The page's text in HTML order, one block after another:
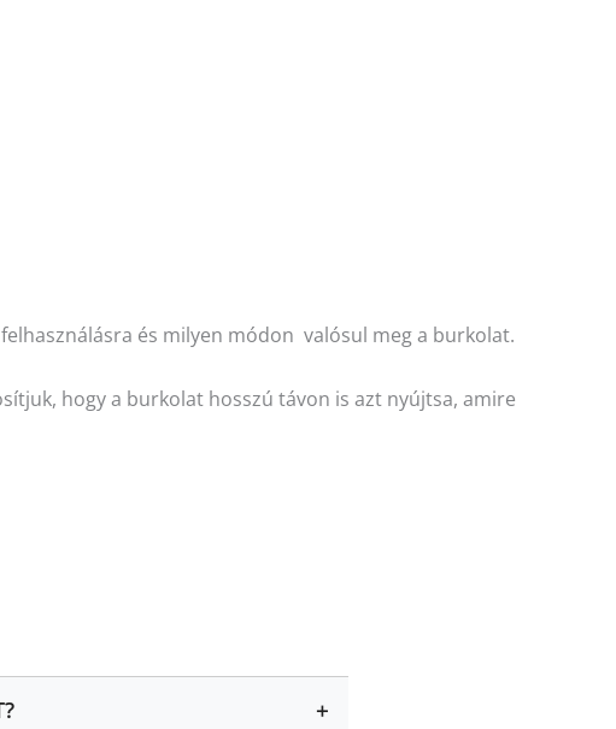
és milyen módon valósul meg a burkolat.
hogy a burkolat hosszú távon is azt nyújtsa, amire
+